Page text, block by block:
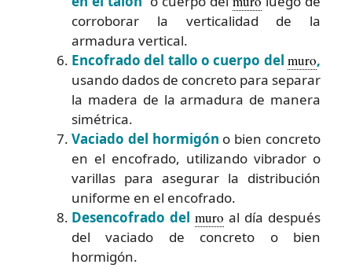
corroborar la verticalidad de la
armadura vertical.
Encofrado del tallo o cuerpo del muro,
usando dados de concreto para separar
la madera de la armadura de manera
simétrica.
Vaciado del hormigón o bien concreto
en el encofrado, utilizando vibrador o
varillas para asegurar la distribución
uniforme en el encofrado.
Desencofrado del muro al día después
del vaciado de concreto o bien
hormigón.